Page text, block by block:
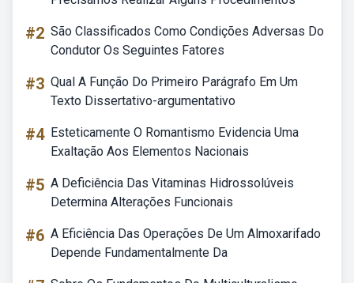
#2 São Classificados Como Condições Adversas Do
Condutor Os Seguintes Fatores
#3 Qual A Função Do Primeiro Parágrafo Em Um
Texto Dissertativo-argumentativo
#4 Esteticamente O Romantismo Evidencia Uma
Exaltação Aos Elementos Nacionais
#5 A Deficiência Das Vitaminas Hidrossolúveis
Determina Alterações Funcionais
#6 A Eficiência Das Operações De Um Almoxarifado
Depende Fundamentalmente Da